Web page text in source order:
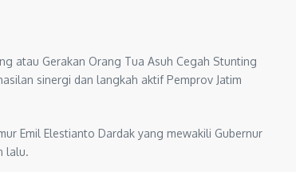
atau Gerakan Orang Tua Asuh Cegah Stunting
sinergi dan langkah aktif Pemprov Jatim
Emil Elestianto Dardak yang mewakili Gubernur
lalu.